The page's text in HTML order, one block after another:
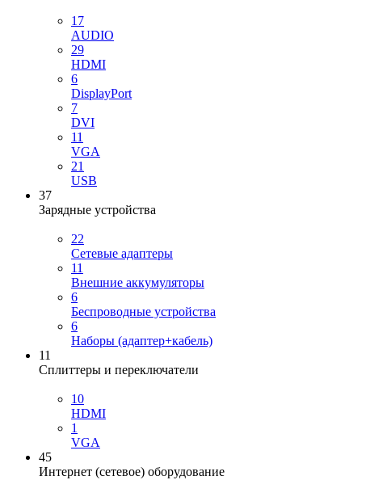
17
AUDIO
29
HDMI
6
DisplayPort
7
DVI
11
VGA
21
USB
37
Зарядные устройства
22
Сетевые адаптеры
11
Внешние аккумуляторы
6
Беспроводные устройства
6
Наборы (адаптер+кабель)
11
Сплиттеры и переключатели
10
HDMI
1
VGA
45
Интернет (сетевое) оборудование